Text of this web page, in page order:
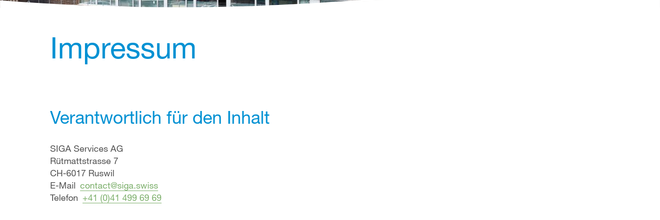
Impressum
Verantwortlich für den Inhalt
SIGA Services AG
Rütmattstrasse 7
CH-6017 Ruswil
E-Mail contact@siga.swiss
Telefon +41 (0)41 499 69 69